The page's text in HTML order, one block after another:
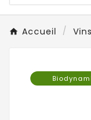
Accueil